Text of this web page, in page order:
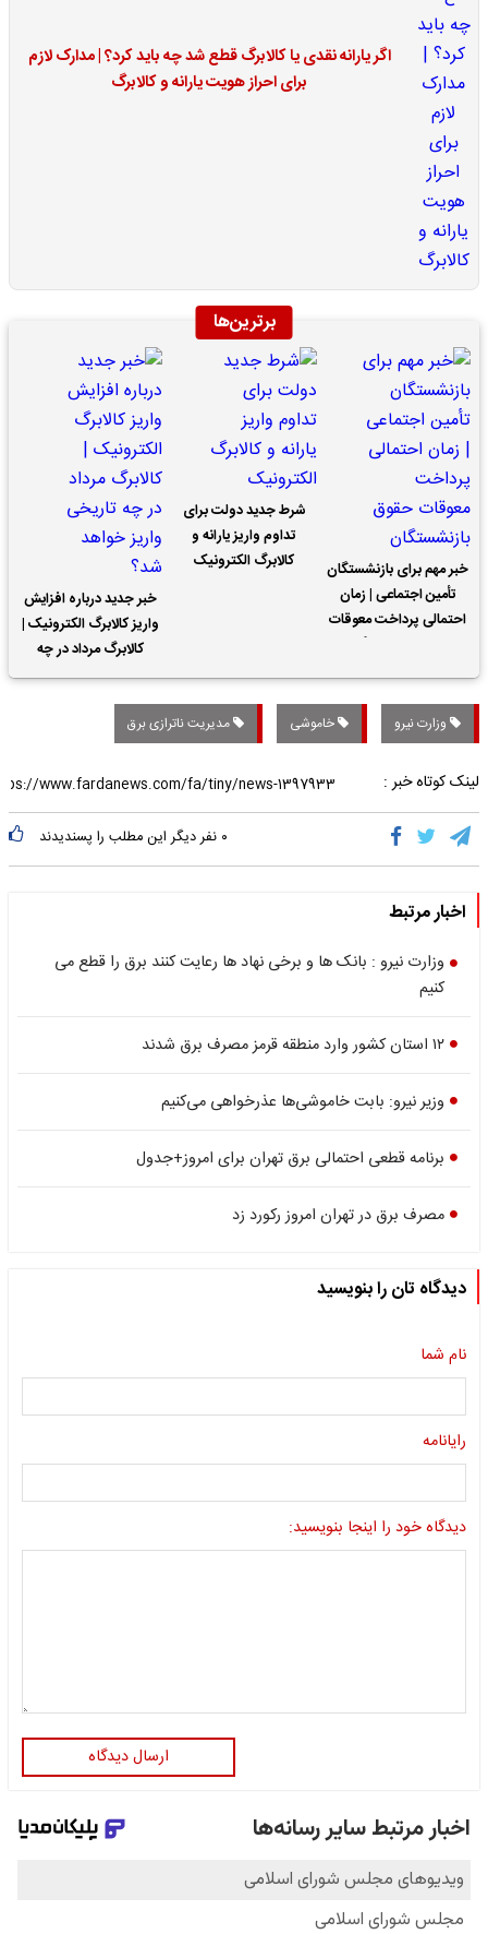
اگر یارانه نقدی یا کالابرگ قطع شد چه باید کرد؟ | مدارک لازم
برای احراز هویت یارانه و کالابرگ
برترین‌ها
خبر مهم برای بازنشستگان
تأمین اجتماعی | زمان
احتمالی پرداخت معوقات
شرط جدید دولت برای
تداوم واریز یارانه و
کالابرگ الکترونیک
خبر جدید درباره افزایش
واریز کالابرگ الکترونیک |
کالابرگ مرداد در چه
تاریخی واریز خواهد شد؟
وزارت نیرو خاموشی مدیریت ناترازی برق
لینک کوتاه خبر :
۰ نفر دیگر این مطلب را پسندیدند
اخبار مرتبط
وزارت نیرو : بانک ها و برخی نهاد ها رعایت کنند برق را قطع می
کنیم
١٢ استان کشور وارد منطقه قرمز مصرف برق شدند
وزیر نیرو: بابت خاموشی‌ها عذرخواهی می‌کنیم
برنامه قطعی احتمالی برق تهران برای امروز+جدول
مصرف برق در تهران امروز رکورد زد
دیدگاه تان را بنویسید
نام شما
رایانامه
دیدگاه خود را اینجا بنویسید:
ارسال دیدگاه